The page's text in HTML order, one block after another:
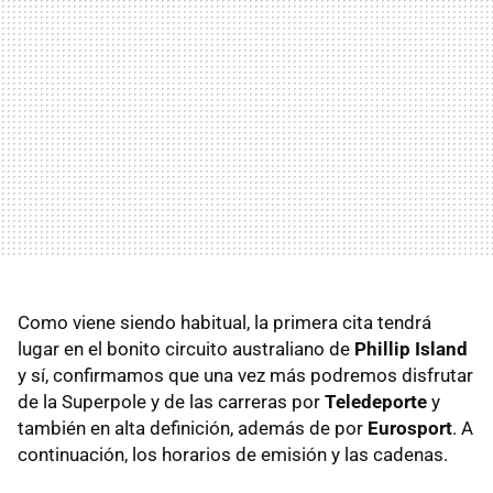
Como viene siendo habitual, la primera cita tendrá
lugar en el bonito circuito australiano de Phillip Island
y sí, confirmamos que una vez más podremos disfrutar
de la Superpole y de las carreras por Teledeporte y
también en alta definición, además de por Eurosport. A
continuación, los horarios de emisión y las cadenas.